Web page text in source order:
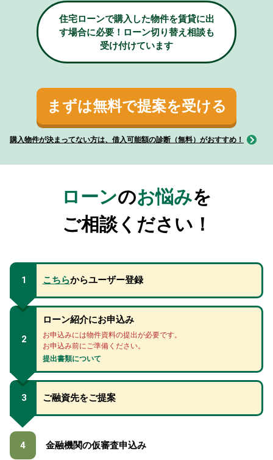
住宅ローンで購入した物件を賃貸に出
す場合に必要！ローン切り替え相談も
受け付けています
まずは無料で提案を受ける
購入物件が決まってない方は、借入可能額の診断（無料）がおすすめ！
ローンのお悩みを
ご相談ください！
1 こちらからユーザー登録
2
ローン紹介にお申込み
お申込みには物件資料の提出が必要です。
お申込み前にご準備ください。
提出書類について
3 ご融資先をご提案
4 金融機関の仮審査申込み